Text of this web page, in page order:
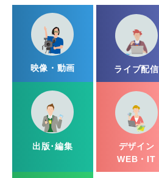
派遣
紹介予定派遣
契約社員
正社員
映像・動画 ライブ配信
出版･編集
デザイン
WEB・IT